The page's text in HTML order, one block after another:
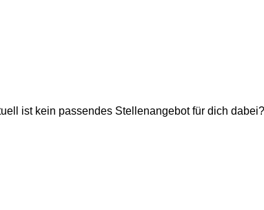
ist kein passendes Stellenangebot für dich